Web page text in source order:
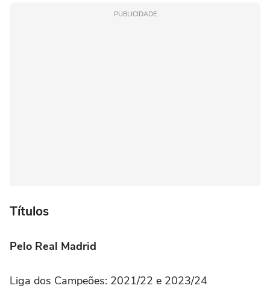
PUBLICIDADE
Títulos
Pelo Real Madrid
Liga dos Campeões: 2021/22 e 2023/24